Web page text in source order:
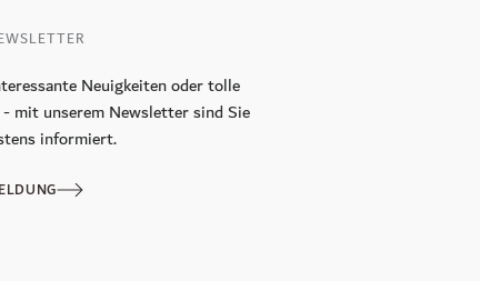
Neuigkeiten oder tolle
mit unserem Newsletter sind Sie
informiert.